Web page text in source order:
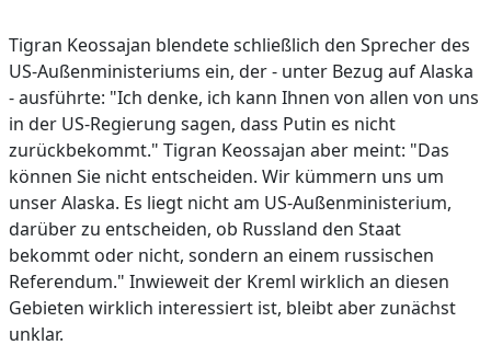
Tigran Keossajan blendete schließlich den Sprecher des
US-Außenministeriums ein, der - unter Bezug auf Alaska
- ausführte: "Ich denke, ich kann Ihnen von allen von uns
in der US-Regierung sagen, dass Putin es nicht
zurückbekommt." Tigran Keossajan aber meint: "Das
können Sie nicht entscheiden. Wir kümmern uns um
unser Alaska. Es liegt nicht am US-Außenministerium,
darüber zu entscheiden, ob Russland den Staat
bekommt oder nicht, sondern an einem russischen
Referendum." Inwieweit der Kreml wirklich an diesen
Gebieten wirklich interessiert ist, bleibt aber zunächst
unklar.